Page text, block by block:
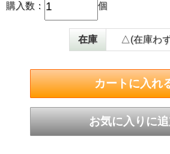
購入数： 個
在庫 △(在庫わ